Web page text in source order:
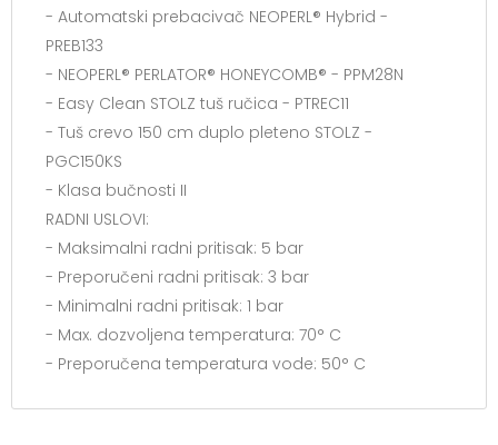
- Automatski prebacivač NEOPERL® Hybrid -
PREB133
- NEOPERL® PERLATOR® HONEYCOMB® - PPM28N
- Easy Clean STOLZ tuš ručica - PTREC11
- Tuš crevo 150 cm duplo pleteno STOLZ -
PGC150KS
- Klasa bučnosti II
RADNI USLOVI:
- Maksimalni radni pritisak: 5 bar
- Preporučeni radni pritisak: 3 bar
- Minimalni radni pritisak: 1 bar
- Max. dozvoljena temperatura: 70° C
- Preporučena temperatura vode: 50° C